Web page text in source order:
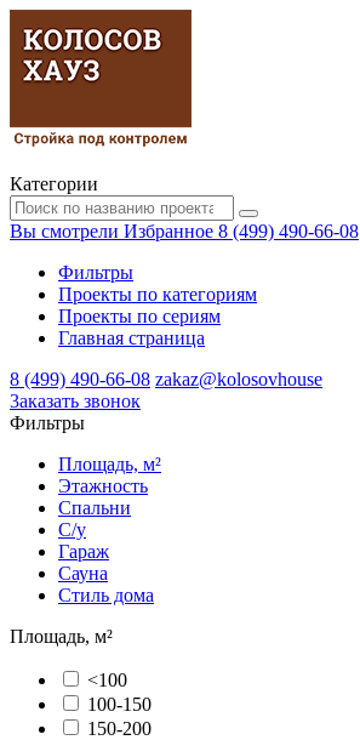
Категории
Вы смотрели Избранное 8 (499) 490-66-08
Фильтры
Проекты по категориям
Проекты по сериям
Главная страница
8 (499) 490-66-08 zakaz@kolosovhouse
3аказать звонок
Фильтры
Площадь, м²
Этажность
Спальни
С/у
Гараж
Сауна
Стиль дома
Площадь, м²
<100
100-150
150-200